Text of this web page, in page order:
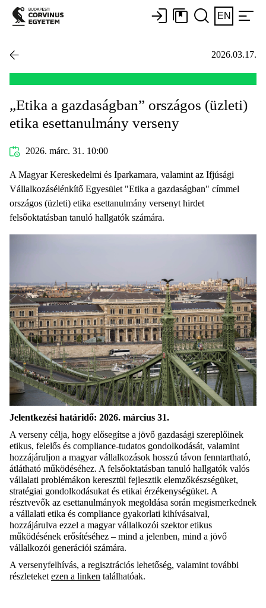
EN
2026.03.17.
„Etika a gazdaságban” országos (üzleti)
etika esettanulmány verseny
2026. márc. 31. 10:00
A Magyar Kereskedelmi és Iparkamara, valamint az Ifjúsági
Vállalkozásélénkítő Egyesület "Etika a gazdaságban" címmel
országos (üzleti) etika esettanulmány versenyt hirdet
felsőoktatásban tanuló hallgatók számára.
Jelentkezési határidő: 2026. március 31.
A verseny célja, hogy elősegítse a jövő gazdasági szereplőinek
etikus, felelős és compliance-tudatos gondolkodását, valamint
hozzájáruljon a magyar vállalkozások hosszú távon fenntartható,
átlátható működéséhez. A felsőoktatásban tanuló hallgatók valós
vállalati problémákon keresztül fejlesztik elemzőkészségüket,
stratégiai gondolkodásukat és etikai érzékenységüket. A
résztvevők az esettanulmányok megoldása során megismerkednek
a vállalati etika és compliance gyakorlati kihívásaival,
hozzájárulva ezzel a magyar vállalkozói szektor etikus
működésének erősítéséhez – mind a jelenben, mind a jövő
vállalkozói generációi számára.
A versenyfelhívás, a regisztrációs lehetőség, valamint további
részleteket ezen a linken találhatóak.